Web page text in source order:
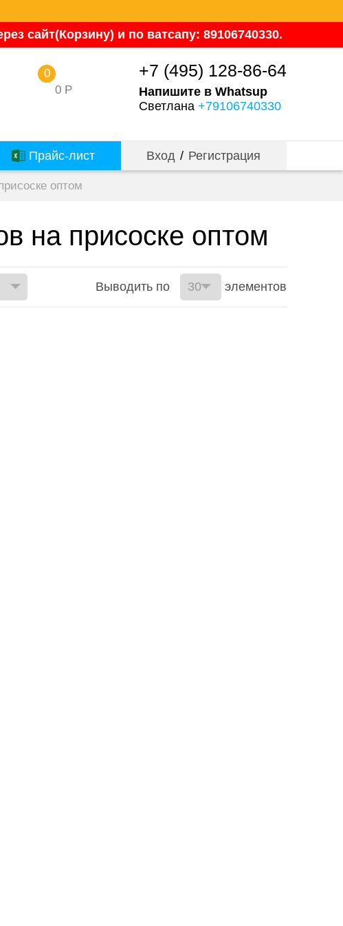
сайт(Корзину) и по ватсапу: 89106740330.
0 Р
0 +7 (495) 128-86-64
Напишите в Whatsup
Светлана +79106740330
Прайс-лист Вход / Регистрация
оптом
на присоске оптом
Выводить по элементов